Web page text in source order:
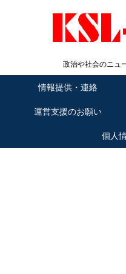
政治や社会のニュ
情報提供・連絡
運営支援のお願い
個人